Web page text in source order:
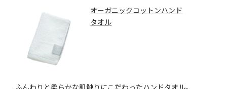
オーガニックコットンハンド
タオル
ふんわりと柔らかな肌触りにこだわったハンドタオル。